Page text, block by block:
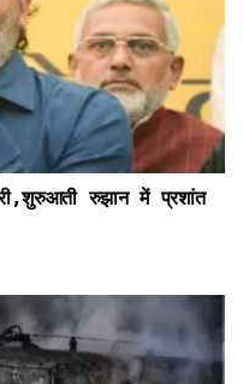
रुझान में प्रशांत